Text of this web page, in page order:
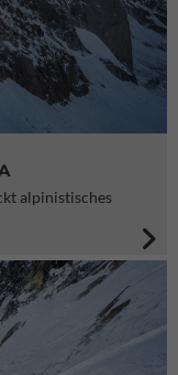
alpinistisches